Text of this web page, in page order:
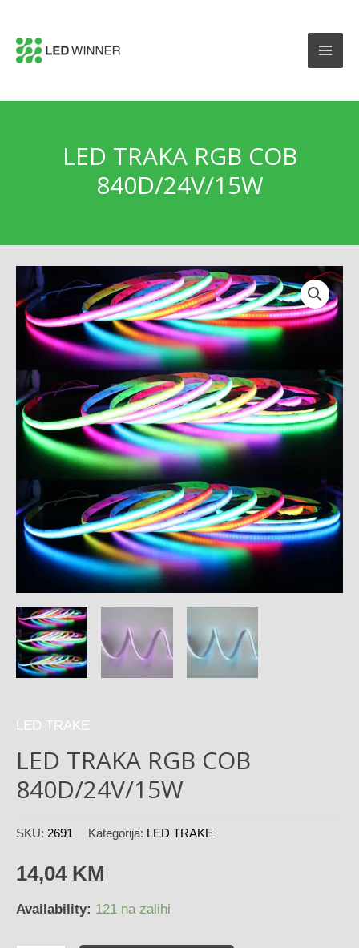
LED TRAKA RGB COB
840D/24V/15W
LED TRAKE
LED TRAKA RGB COB
840D/24V/15W
SKU: 2691 Kategorija: LED TRAKE
14,04 KM
Availability: 121 na zalihi